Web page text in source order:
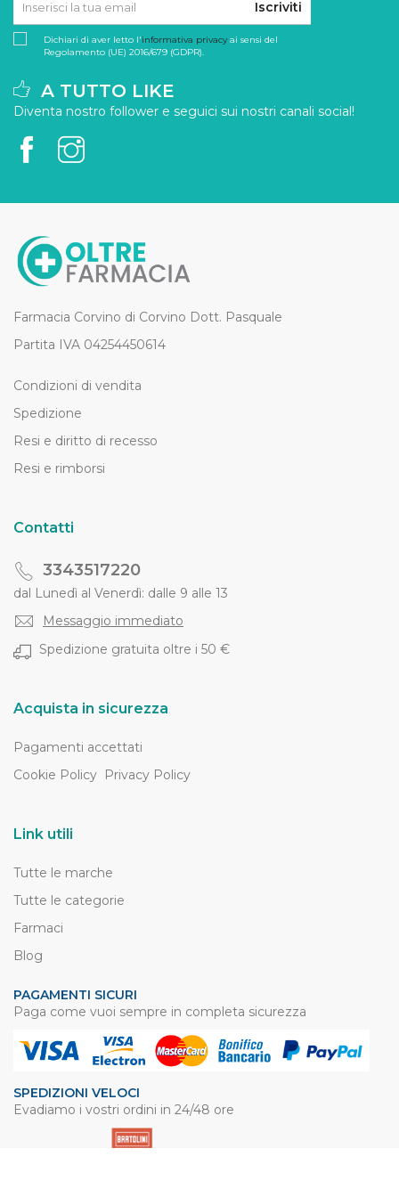
Iscriviti
Dichiari di aver letto l'informativa privacyai sensi del
Regolamento (UE) 2016/679 (GDPR).
A TUTTO LIKE
Diventa nostro follower e seguici sui nostri canali social!
Farmacia Corvino di Corvino Dott. Pasquale
Partita IVA 04254450614
Condizioni di vendita
Spedizione
Resi e diritto di recesso
Resi e rimborsi
Contatti
3343517220
dal Lunedì al Venerdì: dalle 9 alle 13
Messaggio immediato
Spedizione gratuita oltre i 50 €
Acquista in sicurezza
Pagamenti accettati
Cookie Policy Privacy Policy
Link utili
Tutte le marche
Tutte le categorie
Farmaci
Blog
PAGAMENTI SICURI
Paga come vuoi sempre in completa sicurezza
SPEDIZIONI VELOCI
Evadiamo i vostri ordini in 24/48 ore